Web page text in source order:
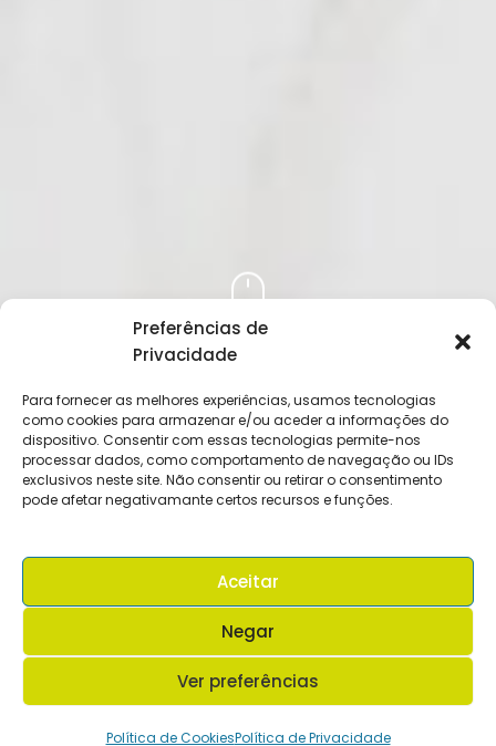
Preferências de
Privacidade
Para fornecer as melhores experiências, usamos tecnologias
como cookies para armazenar e/ou aceder a informações do
dispositivo. Consentir com essas tecnologias permite-nos
processar dados, como comportamento de navegação ou IDs
exclusivos neste site. Não consentir ou retirar o consentimento
pode afetar negativamante certos recursos e funções.
Aceitar
Negar
Ver preferências
Política de CookiesPolítica de Privacidade
DESLIZE
Assistência Dentária Completa
Com corpo clínico formado e
experiente, a ORTO-M presta
serviços e assistência em
todos as áreas da medicina
dentária.